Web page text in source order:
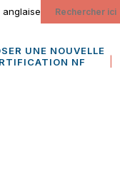
anglaise
UNE NOUVELLE
NF